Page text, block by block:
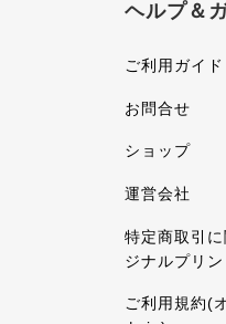
ヘルプ＆
ご利用ガイド
お問合せ
ショップ
運営会社
特定商取引
ジナルプリ
ご利用規約(